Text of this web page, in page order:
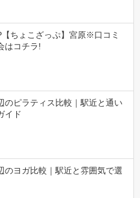
ちょこざっぷ】宮原※口コミ
はコチラ!
のピラティス比較｜駅近と通い
イド
のヨガ比較｜駅近と雰囲気で選